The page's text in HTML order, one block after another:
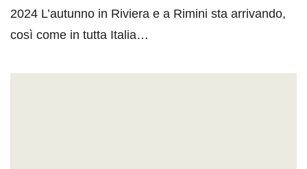
2024 L’autunno in Riviera e a Rimini sta arrivando,
così come in tutta Italia…